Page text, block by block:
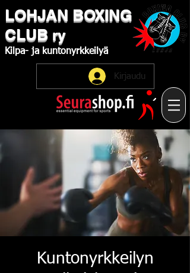
LOHJAN ​BOXING
CLUB ry
Kilpa- ja kuntonyrkkeilyä
Kirjaudu
Kuntonyrkkeilyn